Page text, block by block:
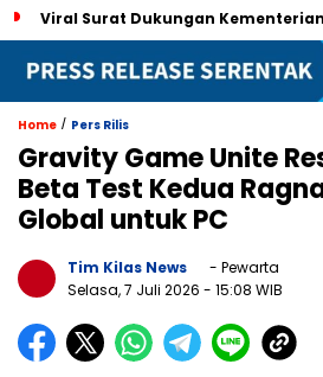
Viral Surat Dukungan
Home / Pers Rilis
Gravity Game Unite
Beta Test Kedua
Global untuk PC
Tim Kilas News
- Pewarta
Selasa, 7 Juli 2026 - 15:08 WIB